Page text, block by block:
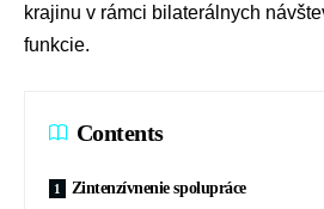
krajinu v rámci bilaterálnych
funkcie.
Contents
Zintenzívnenie spolupráce